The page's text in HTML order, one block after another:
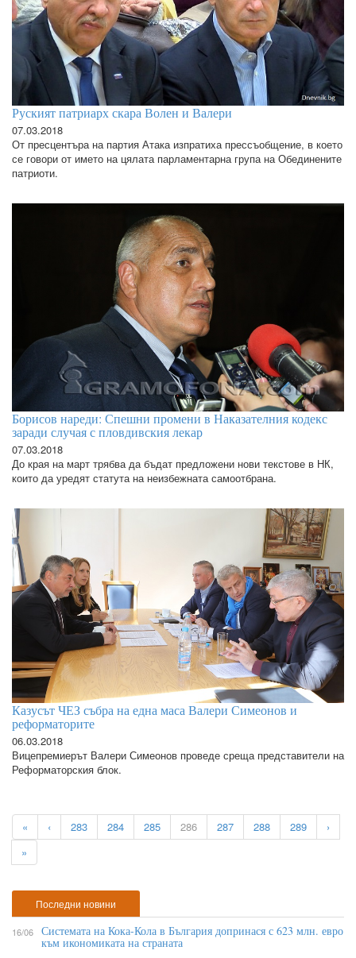
Руският патриарх скара Волен и Валери
07.03.2018
От пресцентъра на партия Атака изпратиха прессъобщение, в което
се говори от името на цялата парламентарна група на Обединените
патриоти.
Борисов нареди: Спешни промени в Наказателния кодекс
заради случая с пловдивския лекар
07.03.2018
До края на март трябва да бъдат предложени нови текстове в НК,
които да уредят статута на неизбежната самоотбрана.
Казусът ЧЕЗ събра на една маса Валери Симеонов и
реформаторите
06.03.2018
Вицепремиерът Валери Симеонов проведе среща представители на
Реформаторския блок.
« ‹ 283 284 285 286 287 288 289
›
»
Последни новини
16/06 Системата на Кока-Кола в България допринася с 623 млн. евро
към икономиката на страната